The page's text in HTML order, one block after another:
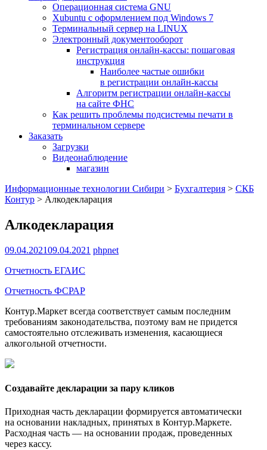
Операционная система GNU
Xubuntu с оформлением под Windows 7
Терминальный сервер на LINUX
Электронный документооборот
Регистрация онлайн-кассы: пошаговая
инструкция
Наиболее частые ошибки
в регистрации онлайн-кассы
Алгоритм регистрации онлайн-кассы
на сайте ФНС
Как решить проблемы подсистемы печати в
терминальном сервере
Заказать
Загрузки
Видеонаблюдение
магазин
Информационные технологии Сибири > Бухгалтерия > СКБ
Контур > Алкодекларация
Алкодекларация
09.04.202109.04.2021 phpnet
Отчетность ЕГАИС
Отчетность ФСРАР
Контур.Маркет всегда соответствует самым последним
требованиям законодательства, поэтому вам не придется
самостоятельно отслеживать изменения, касающиеся
алкогольной отчетности.
Создавайте декларации за пару кликов
Приходная часть декларации формируется автоматически
на основании накладных, принятых в Контур.Маркете.
Расходная часть — на основании продаж, проведенных
через кассу.